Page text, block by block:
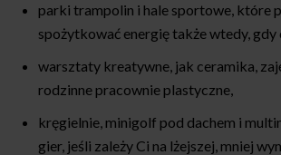
parki trampolin i hale sportowe, które
spożytkować energię także wtedy, gdy
warsztaty kreatywne, jak ceramika,
rodzinne pracownie plastyczne,
kręgielnie, minigolf pod dachem i
gier, jeśli zależy Ci na lżejszej, mniej